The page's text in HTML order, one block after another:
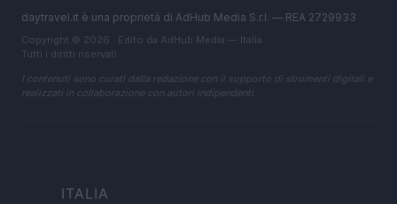
daytravel.it è una proprietà di AdHub Media S.r.l. — REA 2729933
Copyright © 2026 · Edito da AdHub Media — Italia
Tutti i diritti riservati
I contenuti sono curati dalla redazione con il supporto di strumenti digitali e
realizzati in collaborazione con autori indipendenti.
ITALIA